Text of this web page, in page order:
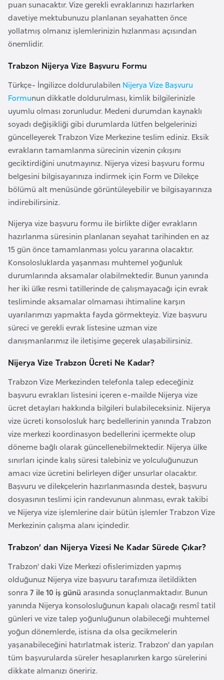
puan sunacaktır. Vize gerekli evraklarınızı hazırlarken
davetiye mektubunuzu planlanan seyahatten önce
yollatmış olmanız işlemlerinizin hızlanması açısından
önemlidir.
Trabzon Nijerya Vize Başvuru Formu
Türkçe- İngilizce doldurulabilen Nijerya Vize Başvuru
Formunun dikkatle doldurulması, kimlik bilgilerinizle
uyumlu olması zorunludur. Medeni durumdan kaynaklı
soyadı değişikliği gibi durumlarda lütfen belgelerinizi
güncelleyerek Trabzon Vize Merkezine teslim ediniz. Eksik
evrakların tamamlanma sürecinin vizenin çıkışını
geciktirdiğini unutmayınız. Nijerya vizesi başvuru formu
belgesini bilgisayarınıza indirmek için Form ve Dilekçe
bölümü alt menüsünde görüntüleyebilir ve bilgisayarınıza
indirebilirsiniz.
Nijerya vize başvuru formu ile birlikte diğer evrakların
hazırlanma süresinin planlanan seyahat tarihinden en az
15 gün önce tamamlanması yolcu yararına olacaktır.
Konsolosluklarda yaşanması muhtemel yoğunluk
durumlarında aksamalar olabilmektedir. Bunun yanında
her iki ülke resmi tatillerinde de çalışmayacağı için evrak
tesliminde aksamalar olmaması ihtimaline karşın
uyarılarımızı yapmakta fayda görmekteyiz. Vize başvuru
süreci ve gerekli evrak listesine uzman vize
danışmanlarımız ile iletişime geçerek ulaşabilirsiniz.
Nijerya Vize Trabzon Ücreti Ne Kadar?
Trabzon Vize Merkezinden telefonla talep edeceğiniz
başvuru evrakları listesini içeren e-mailde Nijerya vize
ücret detayları hakkında bilgileri bulabileceksiniz. Nijerya
vize ücreti konsolosluk harç bedellerinin yanında Trabzon
vize merkezi koordinasyon bedellerini içermekte olup
döneme bağlı olarak güncellenebilmektedir. Nijerya ülke
sınırları içinde kalış süresi talebiniz ve yolculuğunuzun
amacı vize ücretini belirleyen diğer unsurlar olacaktır.
Başvuru ve dilekçelerin hazırlanmasında destek, başvuru
dosyasının teslimi için randevunun alınması, evrak takibi
ve Nijerya vize işlemlerine dair bütün işlemler Trabzon Vize
Merkezinin çalışma alanı içindedir.
Trabzon’ dan Nijerya Vizesi Ne Kadar Sürede Çıkar?
Trabzon’ daki Vize Merkezi ofislerimizden yapmış
olduğunuz Nijerya vize başvuru tarafımıza iletildikten
sonra 7 ile 10 iş günü arasında sonuçlanmaktadır. Bunun
yanında Nijerya konsolosluğunun kapalı olacağı resmî tatil
günleri ve vize talep yoğunluğunun olabileceği muhtemel
yoğun dönemlerde, istisna da olsa gecikmelerin
yaşanabileceğini hatırlatmak isteriz. Trabzon’ dan yapılan
tüm başvurularda süreler hesaplanırken kargo sürelerini
dikkate almanızı öneririz.
o
l
a
r
i
s
t
a
n
E
m
e
n
i
s
t
a
n
E
s
o
n
y
a
E
t
y
o
p
y
a
F
i
ş
i
S